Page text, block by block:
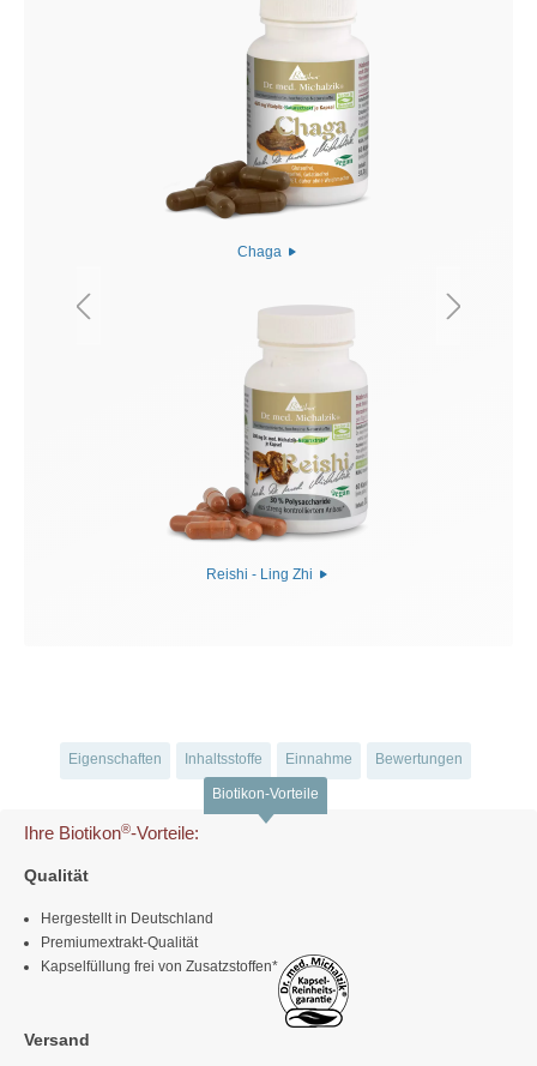
Chaga
Reishi - Ling Zhi
Eigenschaften Inhaltsstoffe Einnahme Bewertungen
Biotikon-Vorteile
Ihre Biotikon®-Vorteile:
Qualität
Hergestellt in Deutschland
Premiumextrakt-Qualität
Kapselfüllung frei von Zusatzstoffen*
Versand